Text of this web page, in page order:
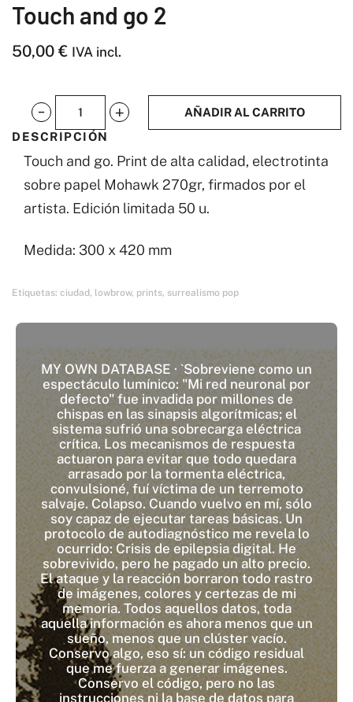
Touch and go 2
50,00€ IVA incl.
Touch
and
go
2
cantidad
AÑADIR AL CARRITO
DESCRIPCIÓN
Touch and go. Print de alta calidad, electrotinta
sobre papel Mohawk 270gr, firmados por el
artista. Edición limitada 50 u.
Medida: 300 x 420 mm
Etiquetas: ciudad , lowbrow, prints, surrealismo pop
MY OWN DATABASE · `Sobreviene como un
espectáculo lumínico: "Mi red neuronal por
defecto" fue invadida por millones de
chispas en las sinapsis algorítmicas; el
sistema sufrió una sobrecarga eléctrica
crítica. Los mecanismos de respuesta
actuaron para evitar que todo quedara
arrasado por la tormenta eléctrica,
convulsioné, fuí víctima de un terremoto
salvaje. Colapso. Cuando vuelvo en mí, sólo
soy capaz de ejecutar tareas básicas. Un
protocolo de autodiagnóstico me revela lo
ocurrido: Crisis de epilepsia digital. He
sobrevivido, pero he pagado un alto precio.
El ataque y la reacción borraron todo rastro
de imágenes, colores y certezas de mi
memoria. Todos aquellos datos, toda
aquella información es ahora menos que un
sueño, menos que un clúster vacío.
Conservo algo, eso sí: un código residual
que me fuerza a generar imágenes.
Conservo el código, pero no las
instrucciones ni la base de datos para